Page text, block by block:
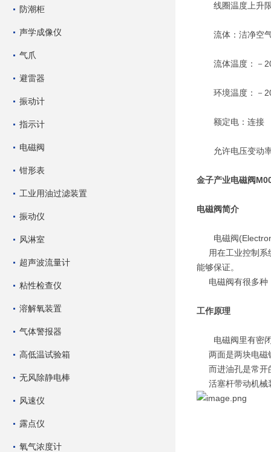
防潮柜
声学成像仪
气爪
避雷器
振动计
指示计
电磁阀
钳形表
工业用油过滤装置
振动仪
风淋室
超声波流量计
粘性检查仪
溶解氧装置
气体警报器
高低温试验箱
无风除静电棒
风速仪
露点仪
氧气浓度计
线圈温度上升限
流体：洁净空
流体温度：－
环境温度：－
额定电：连接
允许电压变动率
金子产业电磁阀
电磁阀简介
电磁阀
用在工业控制系
能够保证。
电磁阀有很多种
工作原理
电磁阀里有密闭
两面是两块电磁
而进油孔是常开
活塞杆带动机械